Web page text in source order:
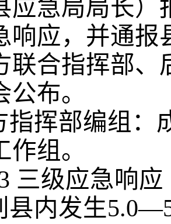
应急局局长）
响应，并通报
联合指挥部、
公布。
指挥部编组：
作组。
三级应急响应
县内发生